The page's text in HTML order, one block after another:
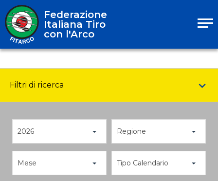
Federazione
Italiana Tiro
con l'Arco
Filtri di ricerca
2026 Regione
Mese Tipo Calendario